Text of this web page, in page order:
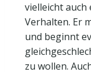
vielleicht
Verhalten. Er
und beginnt
zu wollen.